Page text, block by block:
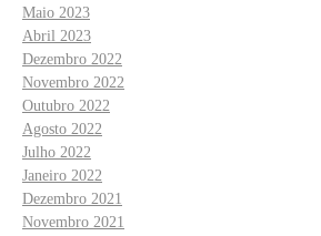
Maio 2023
Abril 2023
Dezembro 2022
Novembro 2022
Outubro 2022
Agosto 2022
Julho 2022
Janeiro 2022
Dezembro 2021
Novembro 2021